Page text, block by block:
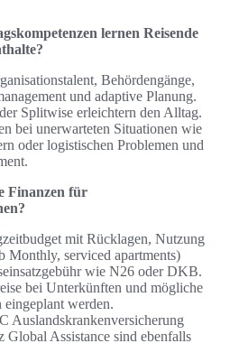
lernen Reisende
Behördengänge,
und adaptive Planung.
Splitwise erleichtern den Alltag.
bei unerwarteten Situationen wie
oder logistischen Problemen und
Finanzen für
mit Rücklagen, Nutzung
Monthly, serviced apartments)
wie N26 oder DKB.
bei Unterkünften und mögliche
werden.
Auslandskrankenversicherung
Assistance sind ebenfalls